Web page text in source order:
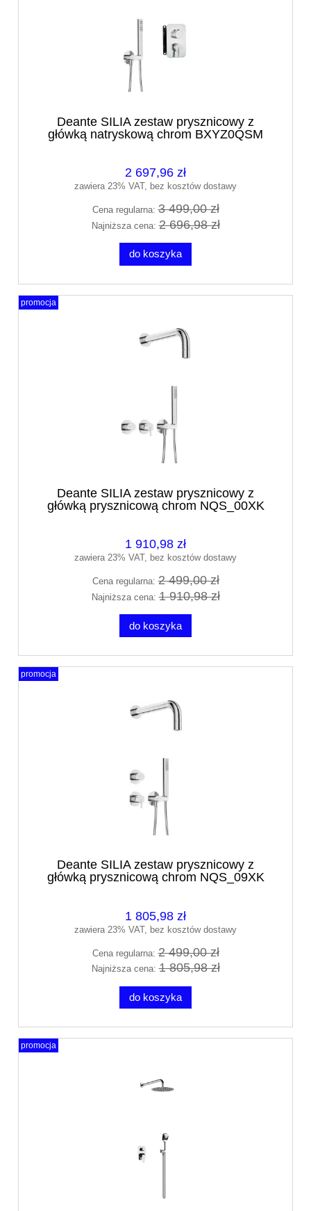
Deante SILIA zestaw prysznicowy z
główką natryskową chrom BXYZ0QSM
2 697,96 zł
zawiera 23% VAT, bez kosztów dostawy
Cena regularna:3 499,00 zł
Najniższa cena:2 696,98 zł
do koszyka
Deante SILIA zestaw prysznicowy z
główką prysznicową chrom NQS_00XK
1 910,98 zł
zawiera 23% VAT, bez kosztów dostawy
Cena regularna:2 499,00 zł
Najniższa cena:1 910,98 zł
do koszyka
promocja
Deante SILIA zestaw prysznicowy z
główką prysznicową chrom NQS_09XK
1 805,98 zł
zawiera 23% VAT, bez kosztów dostawy
Cena regularna:2 499,00 zł
Najniższa cena:1 805,98 zł
do koszyka
promocja
promocja